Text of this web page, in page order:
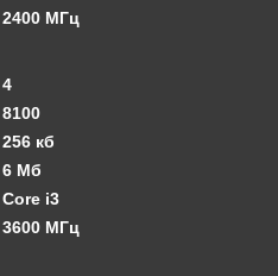
2400 МГц
4
8100
256 кб
6 Мб
Core i3
3600 МГц